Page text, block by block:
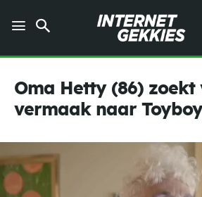
Oma Hetty (86) zoekt
vermaak naar